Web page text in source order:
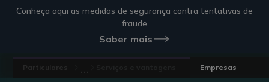
Conheça aqui as medidas de segurança contra tentativas de
fraude
Saber mais
Empresas